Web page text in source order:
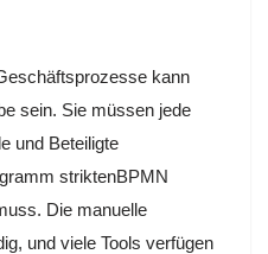
kann
sein. Sie müssen jede
und Beteiligte
striktenBPMN
Die manuelle
und viele Tools verfügen